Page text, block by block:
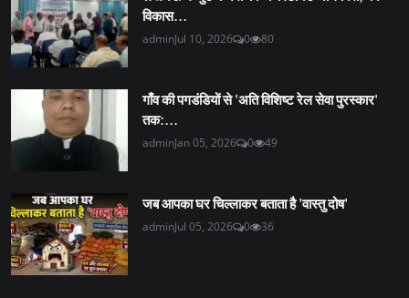
विकास...
adminJul 10, 2026 0 80
गाँव की पगडंडियों से 'अति विशिष्ट रेल सेवा पुरस्कार'
तक:...
adminJan 05, 2026 0 49
जब आपका घर चिल्लाकर बताता है 'वास्तु दोष'
adminJul 05, 2026 0 36